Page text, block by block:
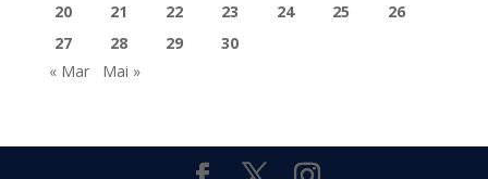
20
21 22 23 24 25
26
27
28 29
30
« Mar
Mai »